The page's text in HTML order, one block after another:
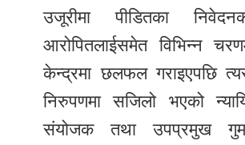
उजूरीमा पीडितका
आरोपितलाईसमेत विभिन्न
केन्द्रमा छलफल गराइएपछि
निरुपणमा सजिलो भएको
संयोजक तथा उपप्रमुख